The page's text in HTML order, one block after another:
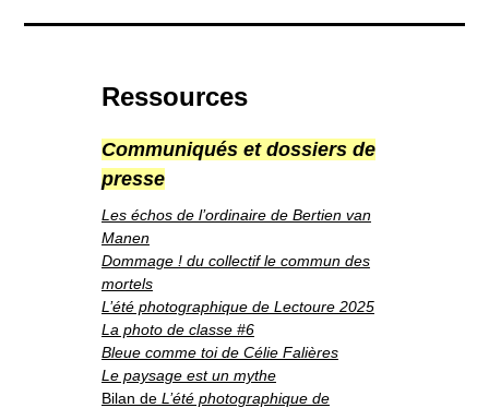
Expositions
L’été photographique
Publics
Ressources
Éditions
Lettre d’information
Ressources
Communiqués et dossiers de
presse
Les échos de l’ordinaire de Bertien van
Manen
Dommage ! du collectif le commun des
mortels
L’été photographique de Lectoure 2025
La photo de classe #6
Bleue comme toi de Célie Falières
Le paysage est un mythe
Bilan de L’été photographique de